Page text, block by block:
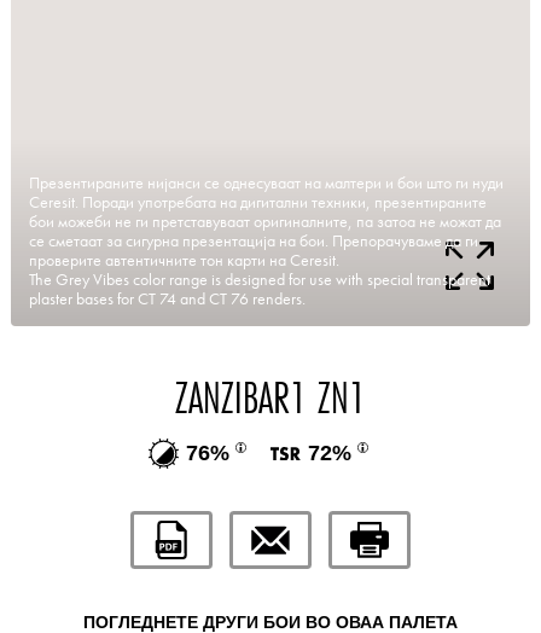
Презентираните нијанси се однесуваат на малтери и бои што ги нуди
Ceresit. Поради употребата на дигитални техники, презентираните
бои можеби не ги претставуваат оригиналните, па затоа не можат да
се сметаат за сигурна презентација на бои. Препорачуваме да ги
проверите автентичните тон карти на Ceresit.
The Grey Vibes color range is designed for use with special transparent
plaster bases for CT 74 and CT 76 renders.
ZANZIBAR1 ZN1
76% 72%
ПОГЛЕДНЕТЕ ДРУГИ БОИ ВО ОВАА ПАЛЕТА